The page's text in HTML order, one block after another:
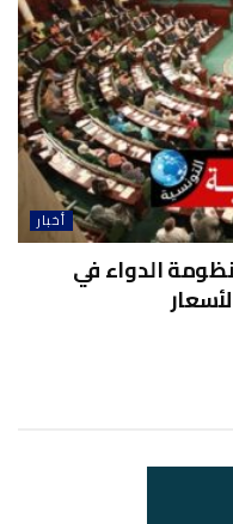
أخبار
الدواء في